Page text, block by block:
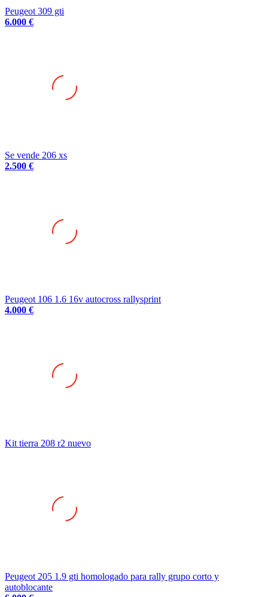
Peugeot 309 gti
6.000 €
Se vende 206 xs
2.500 €
Peugeot 106 1.6 16v autocross rallysprint
4.000 €
Kit tierra 208 r2 nuevo
Peugeot 205 1.9 gti homologado para rally grupo corto y
autoblocante